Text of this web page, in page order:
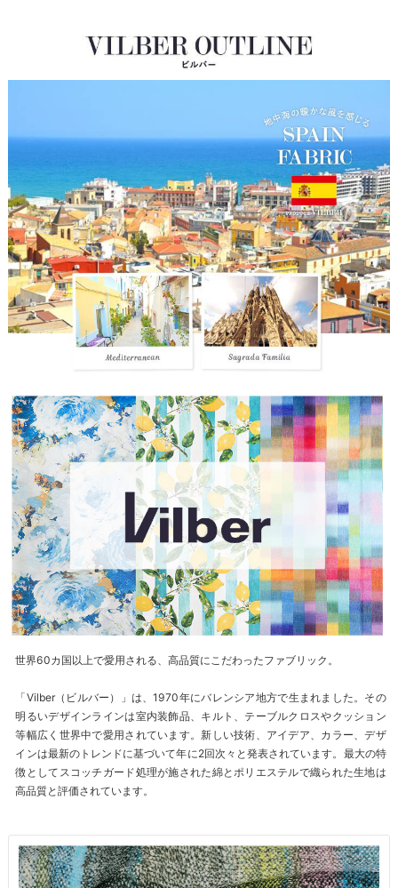
世界60カ国以上で愛用される、高品質にこだわったファブリック。
「Vilber（ビルバー）」は、1970年にバレンシア地方で生まれました。その
明るいデザインラインは室内装飾品、キルト、テーブルクロスやクッション
等幅広く世界中で愛用されています。新しい技術、アイデア、カラー、デザ
インは最新のトレンドに基づいて年に2回次々と発表されています。最大の特
徴としてスコッチガード処理が施された綿とポリエステルで織られた生地は
高品質と評価されています。